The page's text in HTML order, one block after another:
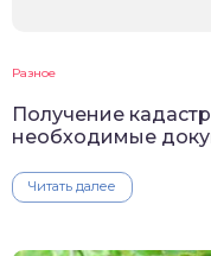
Разное
Получение
необходимые
Читать далее